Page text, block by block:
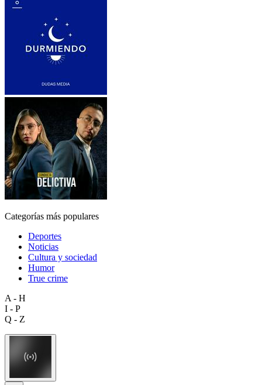
Categorías más populares
Deportes
Noticias
Cultura y sociedad
Humor
True crime
A - H
I - P
Q - Z